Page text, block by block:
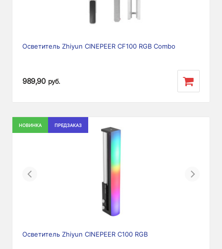
Осветитель Zhiyun CINEPEER CF100 RGB Combo
989,90 руб.
НОВИНКА ПРЕДЗАКАЗ
Previous Next
Осветитель Zhiyun CINEPEER C100 RGB